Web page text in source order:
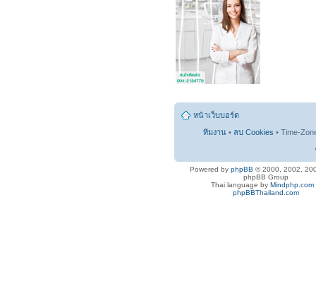
หน้าเว็บบอร์ด
ทีมงาน • ลบ Cookies • Time-
Powered by phpBB © 2000, 2002,
phpBB Group
Thai language by Mindphp.com
phpBBThailand.com